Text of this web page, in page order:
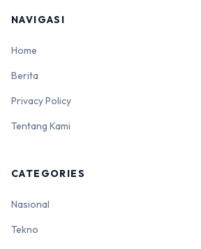
NAVIGASI
Home
Berita
Privacy Policy
Tentang Kami
CATEGORIES
Nasional
Tekno